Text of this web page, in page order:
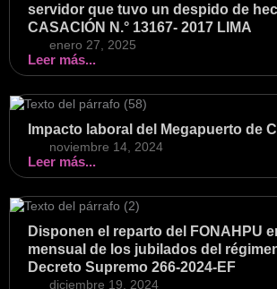
servidor que tuvo un despido de
CASACIÓN N.° 13167- 2017 LIMA
enero 27, 2025
Leer más...
Impacto laboral del Megapuerto de
noviembre 14, 2024
Leer más...
Disponen el reparto del FONAHPU
mensual de los jubilados del régimen
Decreto Supremo 266-2024-EF
diciembre 19, 2024